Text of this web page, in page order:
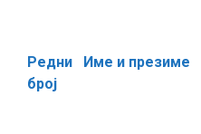
Редни
број
Име и презиме